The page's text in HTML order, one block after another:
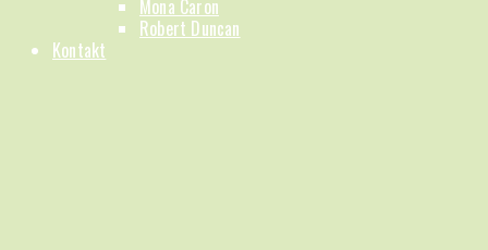
Mona Caron
Robert Duncan
Kontakt